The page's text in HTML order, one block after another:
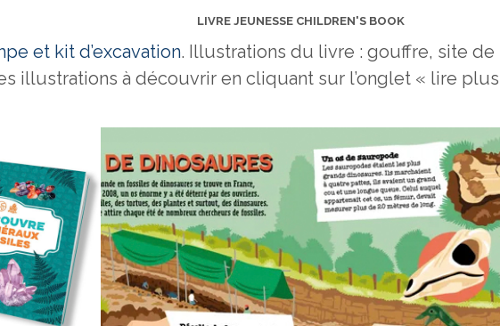
LIVRE JEUNESSE CHILDREN'S BOOK
et kit d’excavation. Illustrations du livre : gouffre, site
illustrations à découvrir en cliquant sur l’onglet « lire